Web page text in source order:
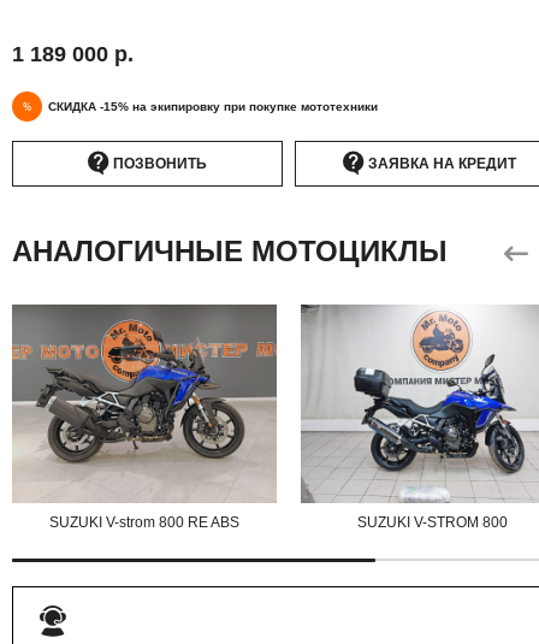
1 189 000 р.
% СКИДКА -15% на экипировку при покупке мототехники
ПОЗВОНИТЬ ЗАЯВКА НА КРЕДИТ
АНАЛОГИЧНЫЕ МОТОЦИКЛЫ
SUZUKI V-strom 800 RE ABS SUZUKI V-STROM 800